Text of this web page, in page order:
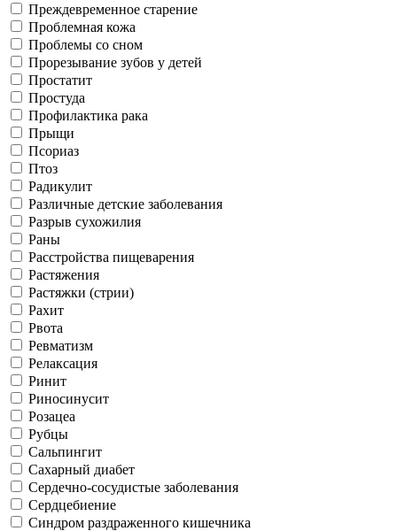
Преждевременное старение
Проблемная кожа
Проблемы со сном
Прорезывание зубов у детей
Простатит
Простуда
Профилактика рака
Прыщи
Псориаз
Птоз
Радикулит
Различные детские заболевания
Разрыв сухожилия
Раны
Расстройства пищеварения
Растяжения
Растяжки (стрии)
Рахит
Рвота
Ревматизм
Релаксация
Ринит
Риносинусит
Розацеа
Рубцы
Сальпингит
Сахарный диабет
Сердечно-сосудистые заболевания
Сердцебиение
Синдром раздраженного кишечника